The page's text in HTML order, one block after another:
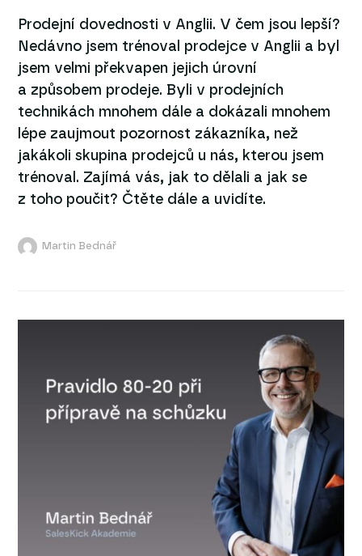
Prodejní dovednosti v Anglii. V čem jsou lepší?
Nedávno jsem trénoval prodejce v Anglii a byl
jsem velmi překvapen jejich úrovní
a způsobem prodeje. Byli v prodejních
technikách mnohem dále a dokázali mnohem
lépe zaujmout pozornost zákazníka, než
jakákoli skupina prodejců u nás, kterou jsem
trénoval. Zajímá vás, jak to dělali a jak se
z toho poučit? Čtěte dále a uvidíte.
Martin Bednář